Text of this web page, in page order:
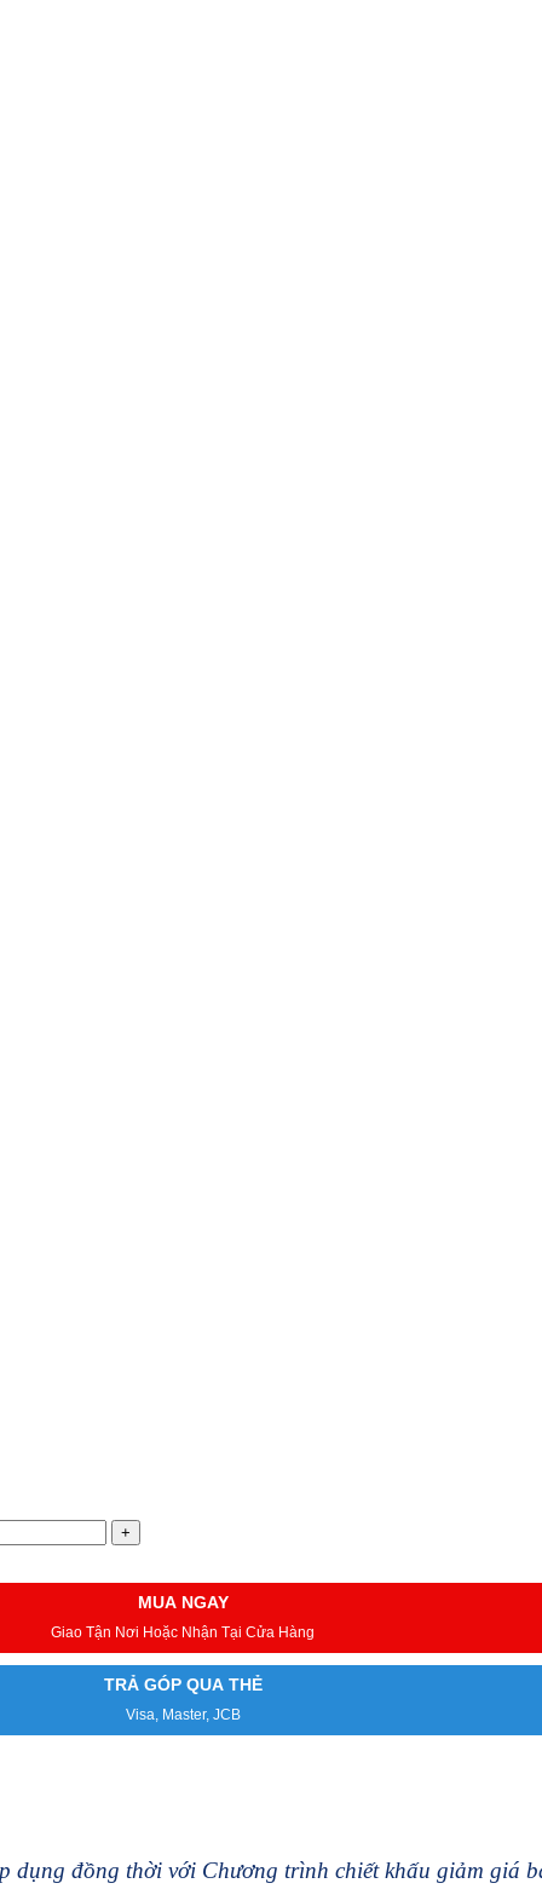
MUA NGAY
Giao Tận Nơi Hoặc Nhận Tại Cửa Hàng
TRẢ GÓP QUA THẺ
Visa, Master, JCB
dụng đồng thời với Chương trình chiết khấu giảm giá